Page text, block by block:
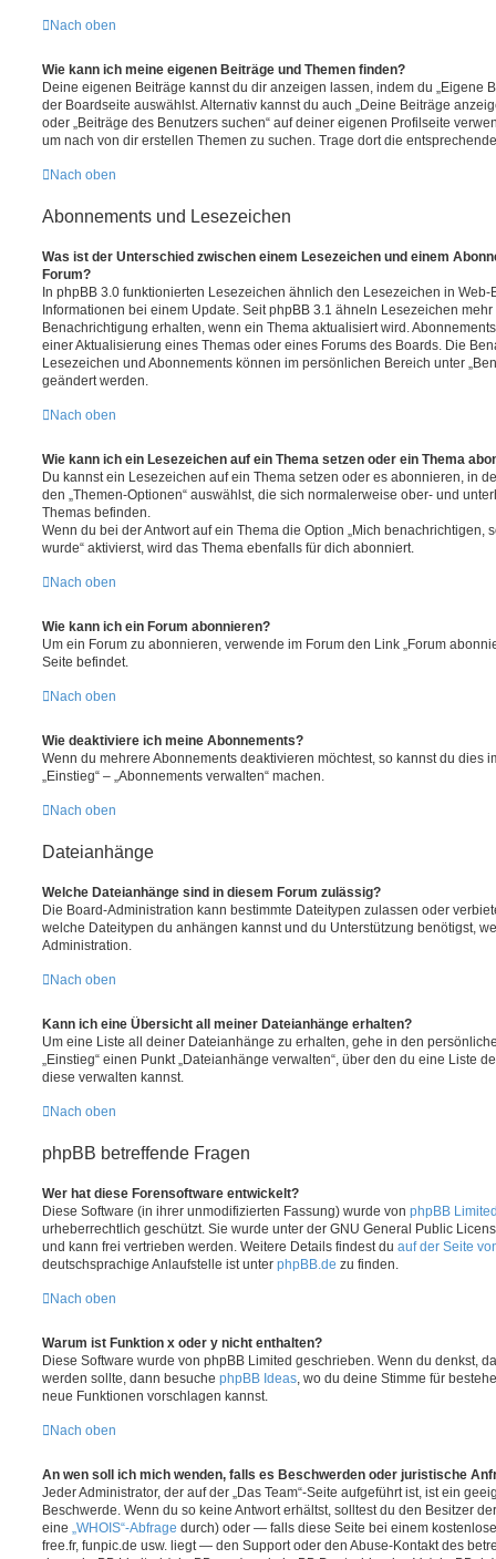
Nach oben
Wie kann ich meine eigenen Beiträge und Themen finden?
Deine eigenen Beiträge kannst du dir anzeigen lassen, indem du „Eigene
der Boardseite auswählst. Alternativ kannst du auch „Deine Beiträge
oder „Beiträge des Benutzers suchen“ auf deiner eigenen Profilseite
um nach von dir erstellen Themen zu suchen. Trage dort die
Nach oben
Abonnements und Lesezeichen
Was ist der Unterschied zwischen einem Lesezeichen und einem
Forum?
In phpBB 3.0 funktionierten Lesezeichen ähnlich den Lesezeichen in
Informationen bei einem Update. Seit phpBB 3.1 ähneln Lesezeichen
Benachrichtigung erhalten, wenn ein Thema aktualisiert wird.
einer Aktualisierung eines Themas oder eines Forums des Boards. Die
Lesezeichen und Abonnements können im persönlichen Bereich unter
geändert werden.
Nach oben
Wie kann ich ein Lesezeichen auf ein Thema setzen oder ein Thema
Du kannst ein Lesezeichen auf ein Thema setzen oder es abonnieren, in
den „Themen-Optionen“ auswählst, die sich normalerweise ober- und
Themas befinden.
Wenn du bei der Antwort auf ein Thema die Option „Mich benachrichtigen,
wurde“ aktivierst, wird das Thema ebenfalls für dich abonniert.
Nach oben
Wie kann ich ein Forum abonnieren?
Um ein Forum zu abonnieren, verwende im Forum den Link „Forum
Seite befindet.
Nach oben
Wie deaktiviere ich meine Abonnements?
Wenn du mehrere Abonnements deaktivieren möchtest, so kannst du dies
„Einstieg“ – „Abonnements verwalten“ machen.
Nach oben
Dateianhänge
Welche Dateianhänge sind in diesem Forum zulässig?
Die Board-Administration kann bestimmte Dateitypen zulassen oder
welche Dateitypen du anhängen kannst und du Unterstützung benötigst,
Administration.
Nach oben
Kann ich eine Übersicht all meiner Dateianhänge erhalten?
Um eine Liste all deiner Dateianhänge zu erhalten, gehe in den
„Einstieg“ einen Punkt „Dateianhänge verwalten“, über den du eine Liste
diese verwalten kannst.
Nach oben
phpBB betreffende Fragen
Wer hat diese Forensoftware entwickelt?
Diese Software (in ihrer unmodifizierten Fassung) wurde von phpBB
urheberrechtlich geschützt. Sie wurde unter der GNU General Public
und kann frei vertrieben werden. Weitere Details findest du auf der Seite
deutschsprachige Anlaufstelle ist unter phpBB.de zu finden.
Nach oben
Warum ist Funktion x oder y nicht enthalten?
Diese Software wurde von phpBB Limited geschrieben. Wenn du denkst,
werden sollte, dann besuche phpBB Ideas , wo du deine Stimme für
neue Funktionen vorschlagen kannst.
Nach oben
An wen soll ich mich wenden, falls es Beschwerden oder juristische
Jeder Administrator, der auf der „Das Team“-Seite aufgeführt ist, ist ein
Beschwerde. Wenn du so keine Antwort erhältst, solltest du den Besitzer
eine „WHOIS“-Abfrage durch) oder — falls diese Seite bei einem
free.fr, funpic.de usw. liegt — den Support oder den Abuse-Kontakt des